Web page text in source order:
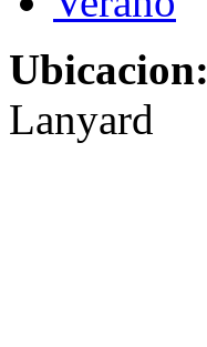
Ubicacion:
Lanyard